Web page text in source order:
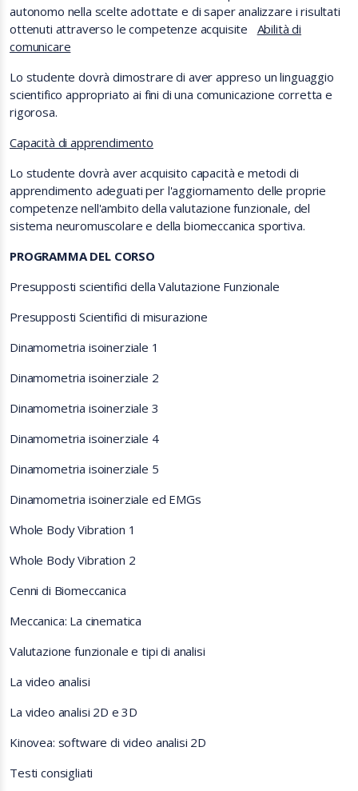
autonomo nella scelte adottate e di saper analizzare i risultati
ottenuti attraverso le competenze acquisite Abilità di
comunicare
Lo studente dovrà dimostrare di aver appreso un linguaggio
scientifico appropriato ai fini di una comunicazione corretta e
rigorosa.
Capacità di apprendimento
Lo studente dovrà aver acquisito capacità e metodi di
apprendimento adeguati per l'aggiornamento delle proprie
competenze nell'ambito della valutazione funzionale, del
sistema neuromuscolare e della biomeccanica sportiva.
PROGRAMMA DEL CORSO
Presupposti scientifici della Valutazione Funzionale
Presupposti Scientifici di misurazione
Dinamometria isoinerziale 1
Dinamometria isoinerziale 2
Dinamometria isoinerziale 3
Dinamometria isoinerziale 4
Dinamometria isoinerziale 5
Dinamometria isoinerziale ed EMGs
Whole Body Vibration 1
Whole Body Vibration 2
Cenni di Biomeccanica
Meccanica: La cinematica
Valutazione funzionale e tipi di analisi
La video analisi
La video analisi 2D e 3D
Kinovea: software di video analisi 2D
Testi consigliati